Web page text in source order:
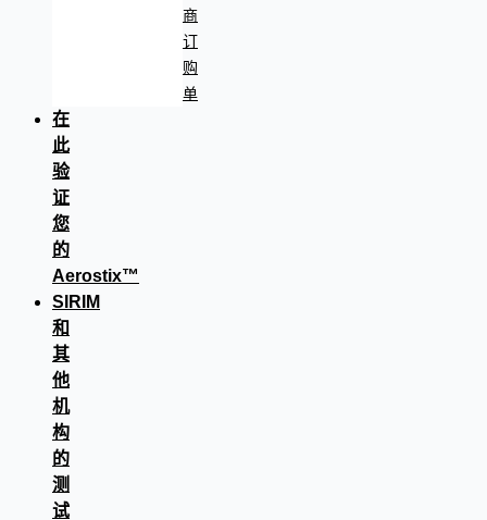
商
订
购
单
在
此
验
证
您
的
Aerostix™
SIRIM
和
其
他
机
构
的
测
试